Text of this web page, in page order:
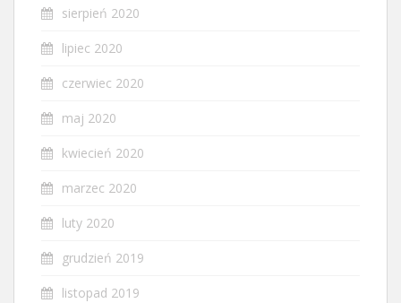
sierpień 2020
lipiec 2020
czerwiec 2020
maj 2020
kwiecień 2020
marzec 2020
luty 2020
grudzień 2019
listopad 2019